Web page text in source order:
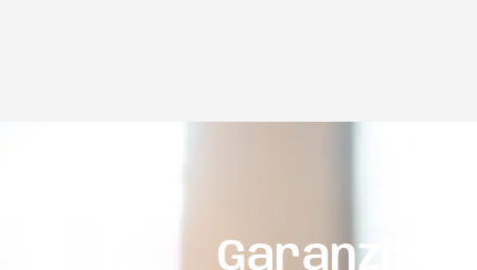
Garanzia